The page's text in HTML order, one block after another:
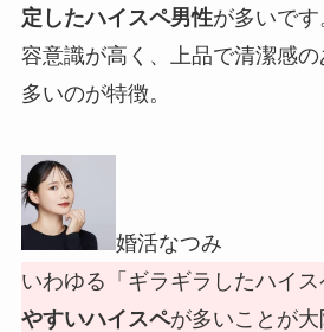
定したハイスペ男性が多いで
容意識が高く、上品で清潔感
多いのが特徴。
婚活なつみ
いわゆる「ギラギラしたハイス
やすいハイスペが多いことが大